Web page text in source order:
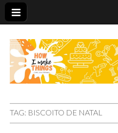
Carolina
TAG: BISCOITO DE NATAL